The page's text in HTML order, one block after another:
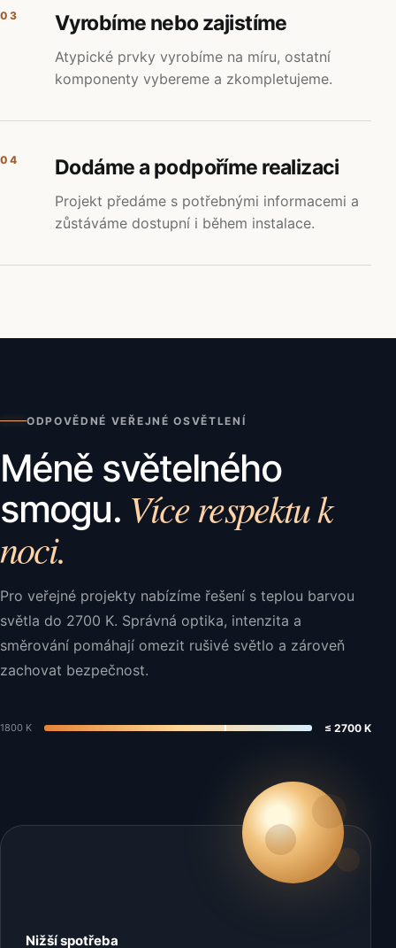
03 Vyrobíme nebo zajistíme
Atypické prvky vyrobíme na míru, ostatní
komponenty vybereme a zkompletujeme.
04 Dodáme a podpoříme realizaci
Projekt předáme s potřebnými informacemi a
zůstáváme dostupní i během instalace.
ODPOVĚDNÉ VEŘEJNÉ OSVĚTLENÍ
Méně světelného
smogu. Více respektu k
noci.
Pro veřejné projekty nabízíme řešení s teplou barvou
světla do 2700 K. Správná optika, intenzita a
směrování pomáhají omezit rušivé světlo a zároveň
zachovat bezpečnost.
1800 K ≤ 2700 K
Nižší spotřeba